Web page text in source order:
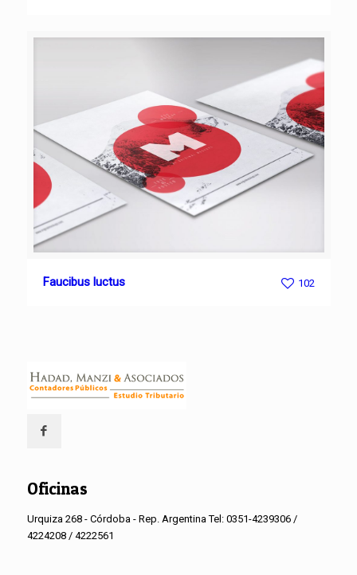
Faucibus luctus 102
Oficinas
Urquiza 268 - Córdoba - Rep. Argentina Tel: 0351-4239306 /
4224208 / 4222561